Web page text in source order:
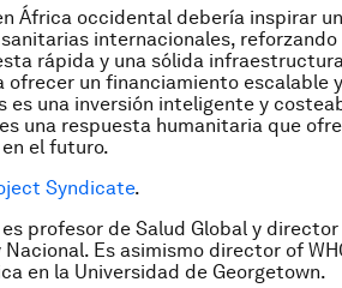
África occidental debería inspirar
internacionales,
rápida y una sólida
ofrecer un financiamiento escalable
es una inversión inteligente y
una respuesta humanitaria que
el futuro.
Syndicate.
profesor de Salud Global y
Es asimismo director of
en la Universidad de Georgetown.